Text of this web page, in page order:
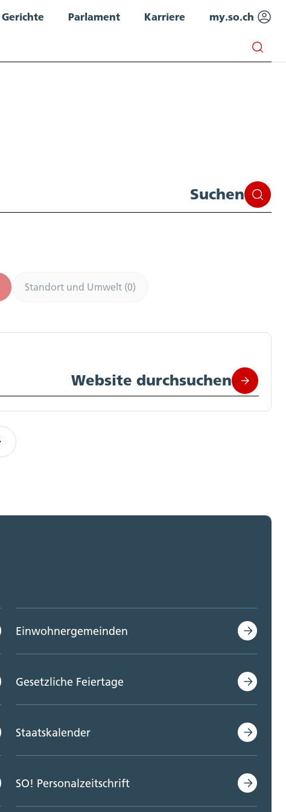
Gerichte Parlament Karriere my.so.ch
Suchen
Standort und Umwelt (0)
Website durchsuchen
Einwohnergemeinden
Gesetzliche Feiertage
Staatskalender
SO! Personalzeitschrift